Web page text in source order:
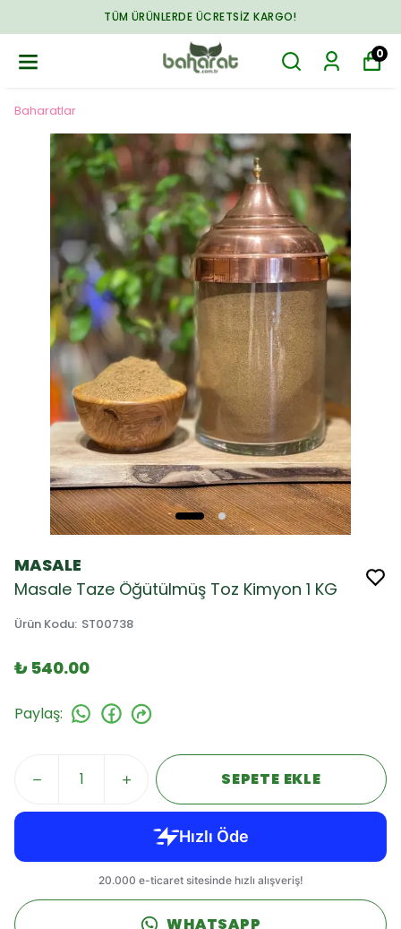
TÜM ÜRÜNLERDE ÜCRETSIZ KARGO!
0
Baharatlar
MASALE
Masale Taze Öğütülmüş Toz Kimyon 1 KG
Ürün Kodu: ST00738
₺ 540.00
Paylaş:
SEPETE EKLE
WHATSAPP